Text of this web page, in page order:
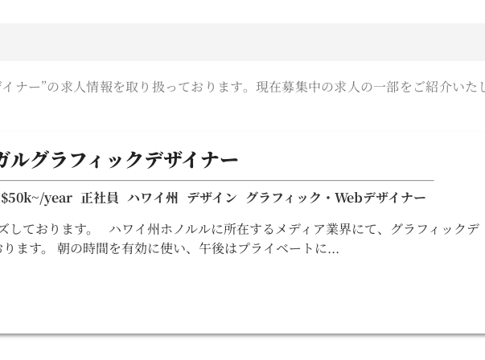
ナー”の求人情報を取り扱っております。現在募集中の求人の一部をご紹介いた
ルグラフィックデザイナー
$50k~/year 正社員 ハワイ州 デザイン グラフィック・Webデザイナー
しております。 ハワイ州ホノルルに所在するメディア業界にて、グラフィックデ
ます。 朝の時間を有効に使い、午後はプライベートに...